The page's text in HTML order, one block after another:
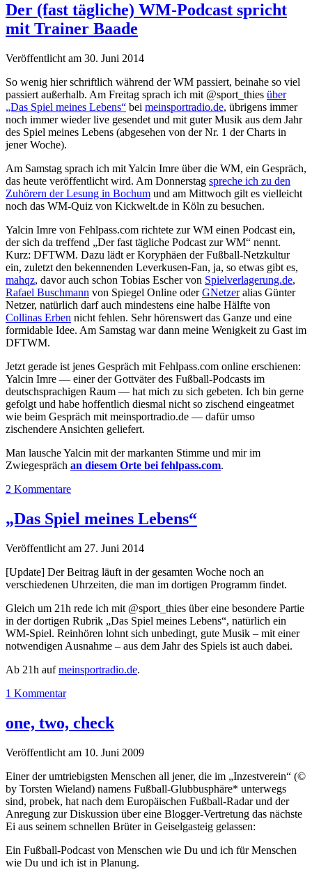
Der (fast tägliche) WM-Podcast spricht
mit Trainer Baade
Veröffentlicht am 30. Juni 2014
So wenig hier schriftlich während der WM passiert, beinahe so viel
passiert außerhalb. Am Freitag sprach ich mit @sport_thies über
„Das Spiel meines Lebens“ bei meinsportradio.de, übrigens immer
noch immer wieder live gesendet und mit guter Musik aus dem Jahr
des Spiel meines Lebens (abgesehen von der Nr. 1 der Charts in
jener Woche).
Am Samstag sprach ich mit Yalcin Imre über die WM, ein Gespräch,
das heute veröffentlicht wird. Am Donnerstag spreche ich zu den
Zuhörern der Lesung in Bochum und am Mittwoch gilt es vielleicht
noch das WM-Quiz von Kickwelt.de in Köln zu besuchen.
Yalcin Imre von Fehlpass.com richtete zur WM einen Podcast ein,
der sich da treffend „Der fast tägliche Podcast zur WM“ nennt.
Kurz: DFTWM. Dazu lädt er Koryphäen der Fußball-Netzkultur
ein, zuletzt den bekennenden Leverkusen-Fan, ja, so etwas gibt es,
mahqz, davor auch schon Tobias Escher von Spielverlagerung.de,
Rafael Buschmann von Spiegel Online oderGNetzeralias Günter
Netzer, natürlich darf auch mindestens eine halbe Hälfte von
Collinas Erben nicht fehlen. Sehr hörenswert das Ganze und eine
formidable Idee. Am Samstag war dann meine Wenigkeit zu Gast im
DFTWM.
Jetzt gerade ist jenes Gespräch mit Fehlpass.com online erschienen:
Yalcin Imre — einer der Gottväter des Fußball-Podcasts im
deutschsprachigen Raum — hat mich zu sich gebeten. Ich bin gerne
gefolgt und habe hoffentlich diesmal nicht so zischend eingeatmet
wie beim Gespräch mit meinsportradio.de — dafür umso
zischendere Ansichten geliefert.
Man lausche Yalcin mit der markanten Stimme und mir im
Zwiegespräch an diesem Orte bei fehlpass.com.
2 Kommentare
„Das Spiel meines Lebens“
Veröffentlicht am 27. Juni 2014
[Update] Der Beitrag läuft in der gesamten Woche noch an
verschiedenen Uhrzeiten, die man im dortigen Programm findet.
Gleich um 21h rede ich mit @sport_thies über eine besondere Partie
in der dortigen Rubrik „Das Spiel meines Lebens“, natürlich ein
WM-Spiel. Reinhören lohnt sich unbedingt, gute Musik – mit einer
notwendigen Ausnahme – aus dem Jahr des Spiels ist auch dabei.
Ab 21h aufmeinsportradio.de.
1 Kommentar
one, two, check
Veröffentlicht am 10. Juni 2009
Einer der umtriebigsten Menschen all jener, die im „Inzestverein“ (©
by Torsten Wieland) namens Fußball-Glubbusphäre* unterwegs
sind, probek, hat nach dem Europäischen Fußball-Radar und der
Anregung zur Diskussion über eine Blogger-Vertretung das nächste
Ei aus seinem schnellen Brüter in Geiselgasteig gelassen:
Ein Fußball-Podcast von Menschen wie Du und ich für Menschen
wie Du und ich ist in Planung.